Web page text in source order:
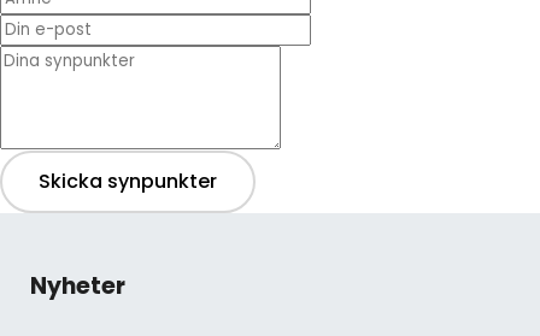
Din e-post
* Dina synpunkter
Skicka synpunkter
Nyheter